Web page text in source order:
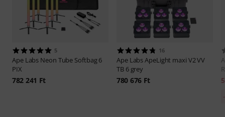
5
Ape Labs Neon Tube Softbag 6
PIX
782 241 Ft
16
Ape LabsApeLight maxi V2 VV
TB 6 grey
780 676 Ft